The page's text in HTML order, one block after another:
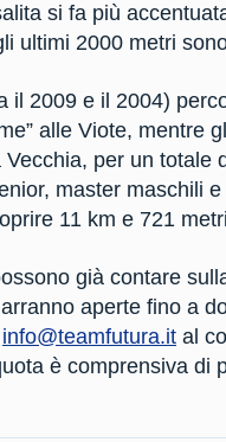
si fa più
ultimi 2000 metri
il 2009 e il 2004)
alle Viote, mentre
per un
master maschili
11 km e 721
già contare
aperte fino a
info@teamfutura.it al
è comprensiva di